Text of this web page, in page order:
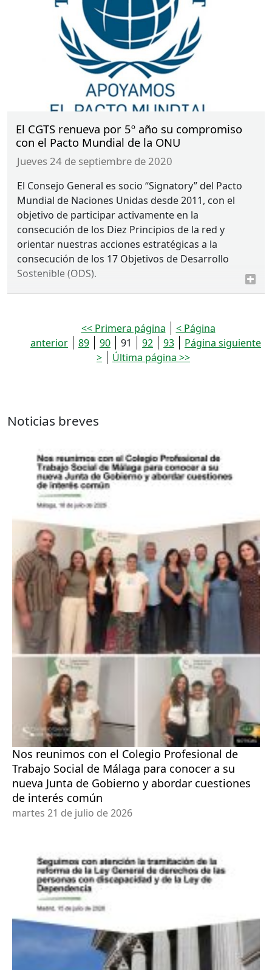
El CGTS renueva por 5º año su compromiso
con el Pacto Mundial de la ONU
jueves 24 de septiembre de 2020
El Consejo General es socio “Signatory” del Pacto
Mundial de Naciones Unidas desde 2011, con el
objetivo de participar activamente en la
consecución de los Diez Principios de la red y
orientar nuestras acciones estratégicas a la
consecución de los 17 Objetivos de Desarrollo
Sostenible (ODS).
<< Primera página
< Página
anterior
89 90 91 92 93
Página siguiente
>
Última página >>
Noticias breves
Nos reunimos con el Colegio Profesional de
Trabajo Social de Málaga para conocer a su
nueva Junta de Gobierno y abordar cuestiones
de interés común
martes 21 de julio de 2026